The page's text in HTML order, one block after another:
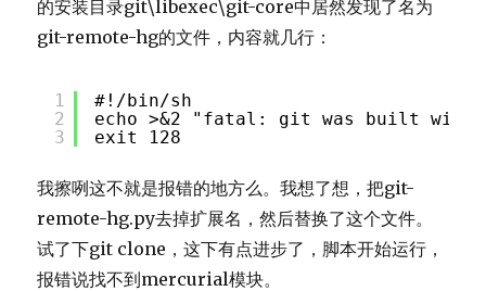
的安装目录git\libexec\git-core中居然发现了名为
git-remote-hg的文件，内容就几行：
1
2
3
#!/bin/sh
echo >&2 "fatal: git was built without
exit 128
我擦咧这不就是报错的地方么。我想了想，把git-
remote-hg.py去掉扩展名，然后替换了这个文件。
试了下git clone，这下有点进步了，脚本开始运行，
报错说找不到mercurial模块。